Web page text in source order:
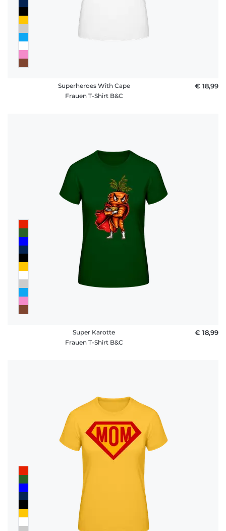
Superheroes With Cape
Frauen T-Shirt B&C
€ 18,99
Super Karotte
Frauen T-Shirt B&C
€ 18,99